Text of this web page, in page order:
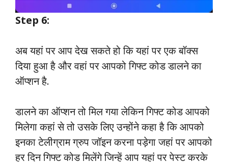
Step 6:
अब यहां पर आप देख सकते हो कि यहां पर एक बॉक्स
दिया हुआ है और वहां पर आपको गिफ्ट कोड डालने का
ऑप्शन है.
डालने का ऑप्शन तो मिल गया लेकिन गिफ्ट कोड आपको
मिलेगा कहां से तो उसके लिए उन्होंने कहा है कि आपको
इनका टेलीग्राम ग्रुप जॉइन करना पड़ेगा जहां पर आपको
हर दिन गिफ्ट कोड मिलेंगे जिन्हें आप यहां पर पेस्ट करके